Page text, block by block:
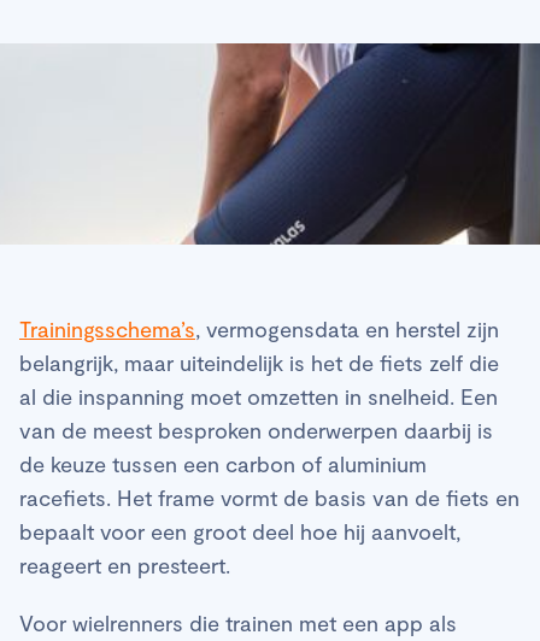
Trainingsschema’s, vermogensdata en herstel zijn
belangrijk, maar uiteindelijk is het de fiets zelf die
al die inspanning moet omzetten in snelheid. Een
van de meest besproken onderwerpen daarbij is
de keuze tussen een carbon of aluminium
racefiets. Het frame vormt de basis van de fiets en
bepaalt voor een groot deel hoe hij aanvoelt,
reageert en presteert.
Voor wielrenners die trainen met een app als